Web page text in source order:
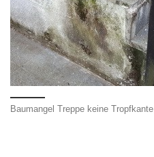
Baumangel Treppe keine Tropfkante